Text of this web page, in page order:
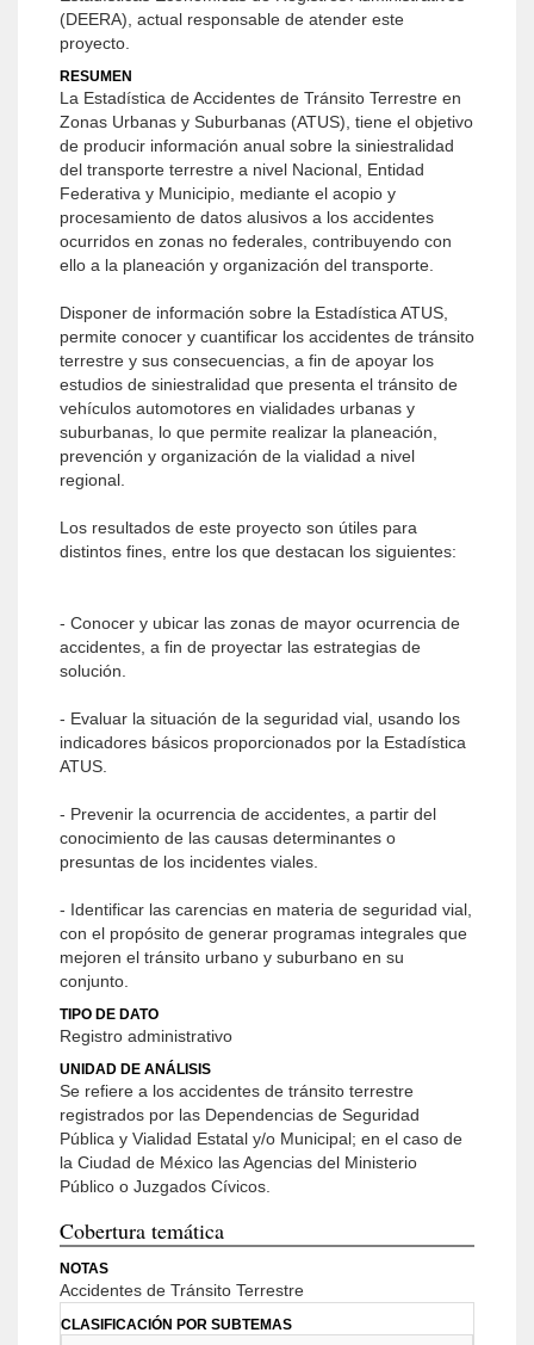
(DEERA), actual responsable de atender este
proyecto.
RESUMEN
La Estadística de Accidentes de Tránsito Terrestre en
Zonas Urbanas y Suburbanas (ATUS), tiene el objetivo
de producir información anual sobre la siniestralidad
del transporte terrestre a nivel Nacional, Entidad
Federativa y Municipio, mediante el acopio y
procesamiento de datos alusivos a los accidentes
ocurridos en zonas no federales, contribuyendo con
ello a la planeación y organización del transporte.
Disponer de información sobre la Estadística ATUS,
permite conocer y cuantificar los accidentes de tránsito
terrestre y sus consecuencias, a fin de apoyar los
estudios de siniestralidad que presenta el tránsito de
vehículos automotores en vialidades urbanas y
suburbanas, lo que permite realizar la planeación,
prevención y organización de la vialidad a nivel
regional.
Los resultados de este proyecto son útiles para
distintos fines, entre los que destacan los siguientes:
- Conocer y ubicar las zonas de mayor ocurrencia de
accidentes, a fin de proyectar las estrategias de
solución.
- Evaluar la situación de la seguridad vial, usando los
indicadores básicos proporcionados por la Estadística
ATUS.
- Prevenir la ocurrencia de accidentes, a partir del
conocimiento de las causas determinantes o
presuntas de los incidentes viales.
- Identificar las carencias en materia de seguridad vial,
con el propósito de generar programas integrales que
mejoren el tránsito urbano y suburbano en su
conjunto.
TIPO DE DATO
Registro administrativo
UNIDAD DE ANÁLISIS
Se refiere a los accidentes de tránsito terrestre
registrados por las Dependencias de Seguridad
Pública y Vialidad Estatal y/o Municipal; en el caso de
la Ciudad de México las Agencias del Ministerio
Público o Juzgados Cívicos.
Cobertura temática
NOTAS
Accidentes de Tránsito Terrestre
CLASIFICACIÓN POR SUBTEMAS